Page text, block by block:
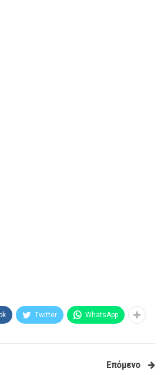
Twitter WhatsApp
Επόμενο